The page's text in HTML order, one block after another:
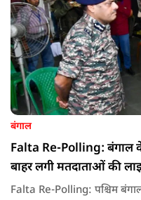
बंगाल
Falta Re-Polling: बंगाल
बाहर लगी मतदाताओं की
Falta Re-Polling: पश्चिम